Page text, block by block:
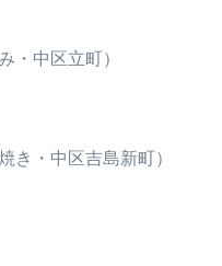
・中区立町）
き・中区吉島新町）